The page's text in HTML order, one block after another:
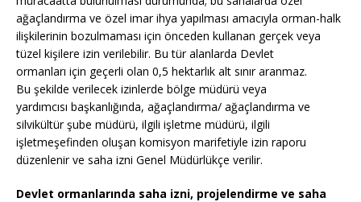
ağaçlandırma ve özel imar ihya yapılması amacıyla orman-halk
ilişkilerinin bozulmaması için önceden kullanan gerçek veya
tüzel kişilere izin verilebilir. Bu tür alanlarda Devlet
ormanları için geçerli olan 0,5 hektarlık alt sınır aranmaz.
Bu şekilde verilecek izinlerde bölge müdürü veya
yardımcısı başkanlığında, ağaçlandırma/ ağaçlandırma ve
silvikültür şube müdürü, ilgili işletme müdürü, ilgili
işletmeşefinden oluşan komisyon marifetiyle izin raporu
düzenlenir ve saha izni Genel Müdürlükçe verilir.
Devlet ormanlarında saha izni, projelendirme ve saha